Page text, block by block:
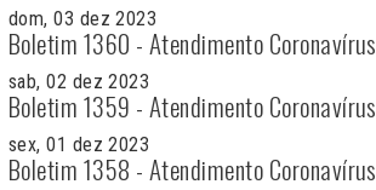
dom, 03 dez 2023
Boletim 1360 - Atendimento Coronavírus
sab, 02 dez 2023
Boletim 1359 - Atendimento Coronavírus
sex, 01 dez 2023
Boletim 1358 - Atendimento Coronavírus